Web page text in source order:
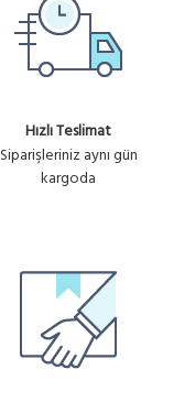
Hızlı Teslimat
Siparişleriniz aynı gün
kargoda